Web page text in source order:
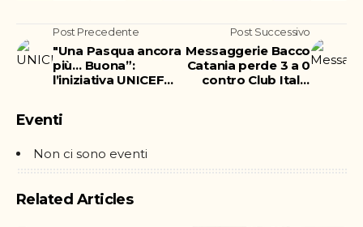
Post Precedente
"Una Pasqua ancora
più… Buona”:
l’iniziativa UNICEF
Emilio Greco
Post Successivo
Messaggerie Bacco
Catania perde 3 a 0
contro Club Italia
Eventi
Non ci sono eventi
Related Articles